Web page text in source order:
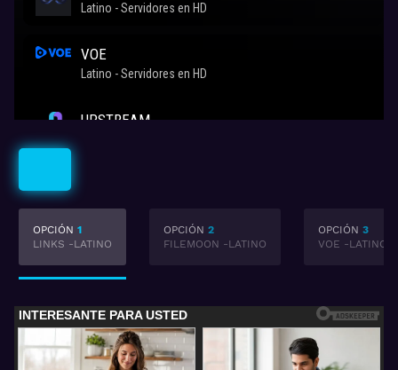
OPCIÓN 1
LINKS -LATINO
OPCIÓN 2
FILEMOON -LATINO
OPCIÓN 3
VOE -LATINO